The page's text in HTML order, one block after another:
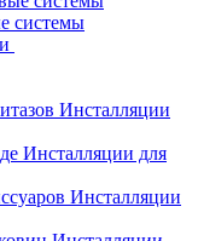
системы
Инсталляции
Инсталляции для
Инсталляции